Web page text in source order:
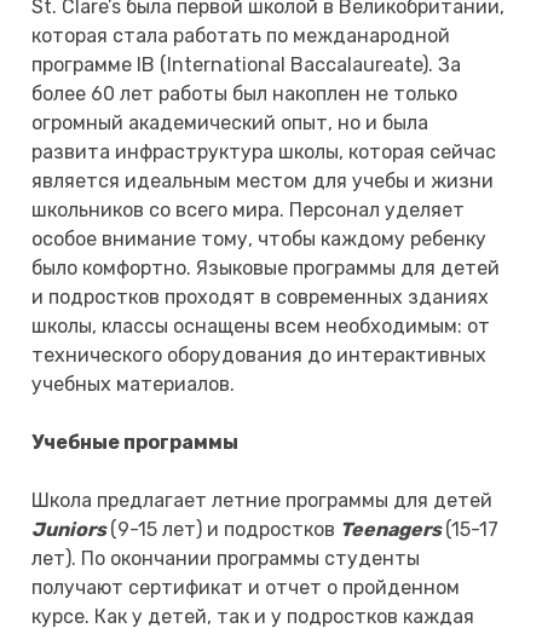
St. Clare’s была первой школой в Великобритании,
которая стала работать по межданародной
программе IB (International Baccalaureate). За
более 60 лет работы был накоплен не только
огромный академический опыт, но и была
развита инфраструктура школы, которая сейчас
является идеальным местом для учебы и жизни
школьников со всего мира. Персонал уделяет
особое внимание тому, чтобы каждому ребенку
было комфортно. Языковые программы для детей
и подростков проходят в современных зданиях
школы, классы оснащены всем необходимым: от
технического оборудования до интерактивных
учебных материалов.
Учебные программы
Школа предлагает летние программы для детей
Juniors(9-15 лет) и подростков Teenagers(15-17
лет). По окончании программы студенты
получают сертификат и отчет о пройденном
курсе. Как у детей, так и у подростков каждая